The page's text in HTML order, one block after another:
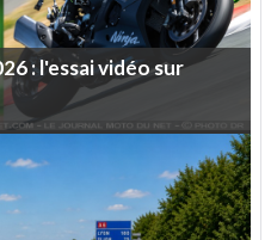
:l'essaividéosur